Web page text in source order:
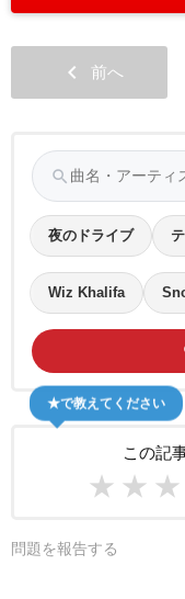
chevron_left 前へ
search
夜のドライブ
Wiz Khalifa
この記
★ ★ ★
★で教えてください
問題を報告する